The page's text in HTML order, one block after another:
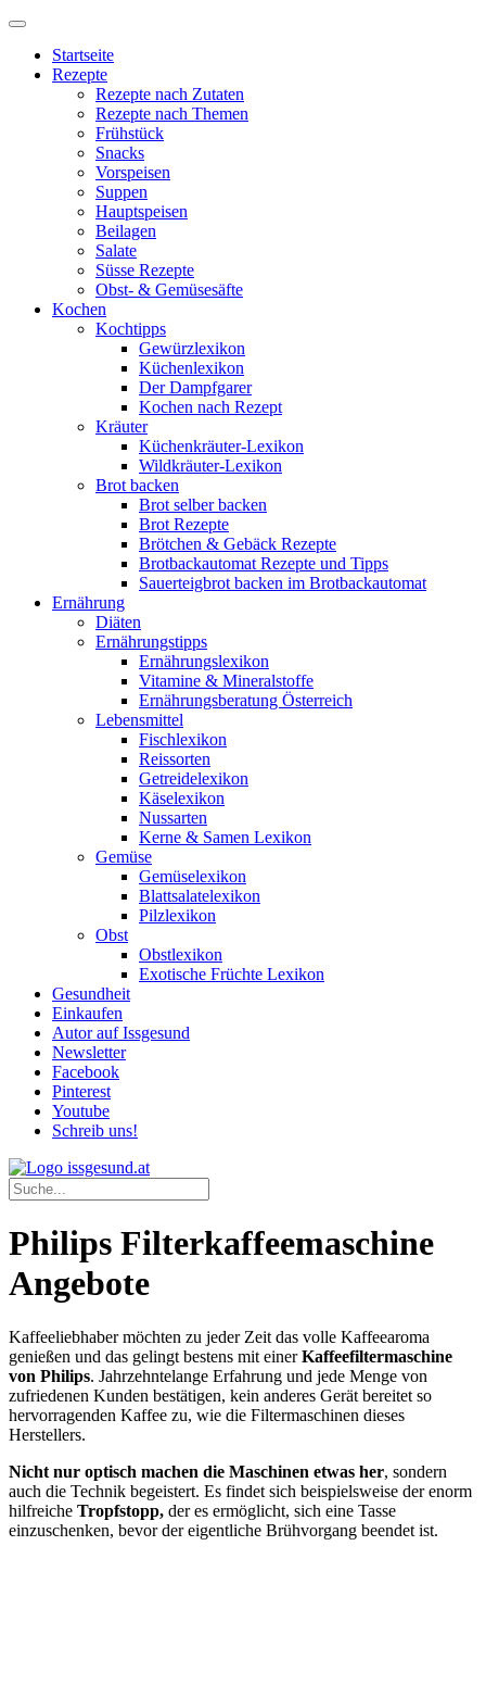
Startseite
Rezepte
Rezepte nach Zutaten
Rezepte nach Themen
Frühstück
Snacks
Vorspeisen
Suppen
Hauptspeisen
Beilagen
Salate
Süsse Rezepte
Obst- & Gemüsesäfte
Kochen
Kochtipps
Gewürzlexikon
Küchenlexikon
Der Dampfgarer
Kochen nach Rezept
Kräuter
Küchenkräuter-Lexikon
Wildkräuter-Lexikon
Brot backen
Brot selber backen
Brot Rezepte
Brötchen & Gebäck Rezepte
Brotbackautomat Rezepte und Tipps
Sauerteigbrot backen im Brotbackautomat
Ernährung
Diäten
Ernährungstipps
Ernährungslexikon
Vitamine & Mineralstoffe
Ernährungsberatung Österreich
Lebensmittel
Fischlexikon
Reissorten
Getreidelexikon
Käselexikon
Nussarten
Kerne & Samen Lexikon
Gemüse
Gemüselexikon
Blattsalatelexikon
Pilzlexikon
Obst
Obstlexikon
Exotische Früchte Lexikon
Gesundheit
Einkaufen
Autor auf Issgesund
Newsletter
Facebook
Pinterest
Youtube
Schreib uns!
Philips Filterkaffeemaschine
Angebote
Kaffeeliebhaber möchten zu jeder Zeit das volle Kaffeearoma
genießen und das gelingt bestens mit einerKaffeefiltermaschine
von Philips. Jahrzehntelange Erfahrung und jede Menge von
zufriedenen Kunden bestätigen, kein anderes Gerät bereitet so
hervorragenden Kaffee zu, wie die Filtermaschinen dieses
Herstellers.
Nicht nur optisch machen die Maschinen etwas her, sondern
auch die Technik begeistert. Es findet sich beispielsweise der enorm
hilfreiche Tropfstopp, der es ermöglicht, sich eine Tasse
einzuschenken, bevor der eigentliche Brühvorgang beendet ist.